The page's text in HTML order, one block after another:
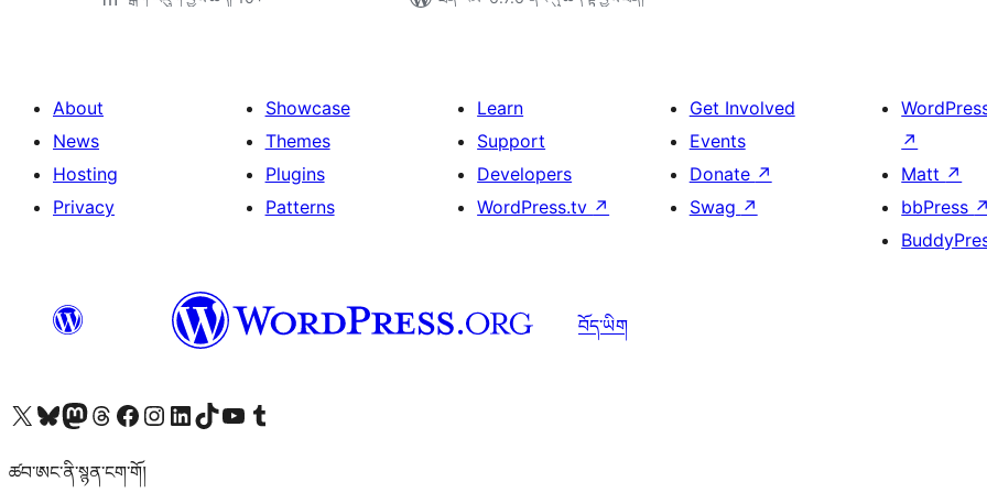
About
News
Hosting
Privacy
Showcase
Themes
Plugins
Patterns
Learn
Support
Developers
WordPress.tv ↗
Get Involved
Events
Donate ↗
Swag ↗
↗
Matt ↗
bbPress ↗
བོད་ཡིག
Visit our X (formerly Twitter) account
Visit our Bluesky account
Visit our Mastodon account
Visit our Threads account
Visit our Facebook page
Visit our Instagram account
Visit our LinkedIn account
Visit our TikTok account
Visit our YouTube channel
Visit our Tumblr account
ཚབ་ཨང་ནི་སྙན་ངག་གོ།